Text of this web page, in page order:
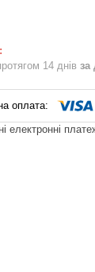
14 днів за
електронні